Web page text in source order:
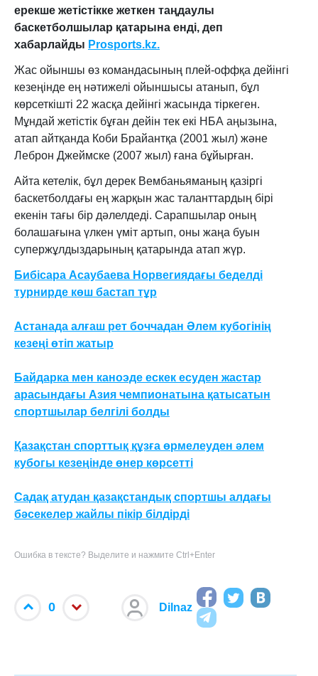
ерекше жетістікке жеткен таңдаулы
баскетболшылар қатарына енді, деп
хабарлайды Prosports.kz.
Жас ойыншы өз командасының плей-оффқа дейінгі
кезеңінде ең нәтижелі ойыншысы атанып, бұл
көрсеткішті 22 жасқа дейінгі жасында тіркеген.
Мұндай жетістік бұған дейін тек екі НБА аңызына,
атап айтқанда Коби Брайантқа (2001 жыл) және
Леброн Джеймске (2007 жыл) ғана бұйырған.
Айта кетелік, бұл дерек Вембаньяманың қазіргі
баскетболдағы ең жарқын жас таланттардың бірі
екенін тағы бір дәлелдеді. Сарапшылар оның
болашағына үлкен үміт артып, оны жаңа буын
супержұлдыздарының қатарында атап жүр.
Бибісара Асаубаева Норвегиядағы беделді
турнирде көш бастап тұр
Астанада алғаш рет боччадан Әлем кубогінің
кезеңі өтіп жатыр
Байдарка мен каноэде ескек есуден жастар
арасындағы Азия чемпионатына қатысатын
спортшылар белгілі болды
Қазақстан спорттық құзға өрмелеуден әлем
кубогы кезеңінде өнер көрсетті
Садақ атудан қазақстандық спортшы алдағы
бәсекелер жайлы пікір білдірді
Ошибка в тексте? Выделите и нажмите Ctrl+Enter
0 Dilnaz